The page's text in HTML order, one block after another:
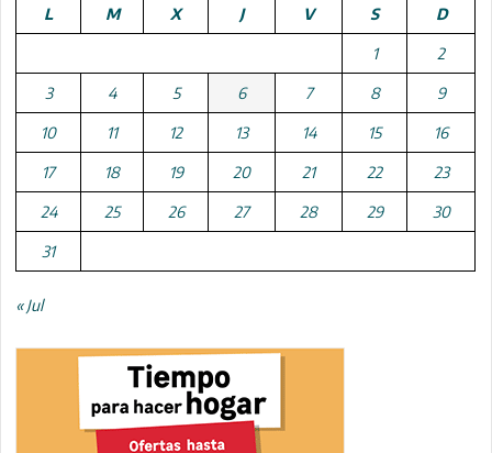
L
M X J V S D
1 2
3 4 5 6 7 8 9
10 11 12 13 14 15 16
17 18 19 20 21 22 23
24 25 26 27 28 29 30
31
« Jul